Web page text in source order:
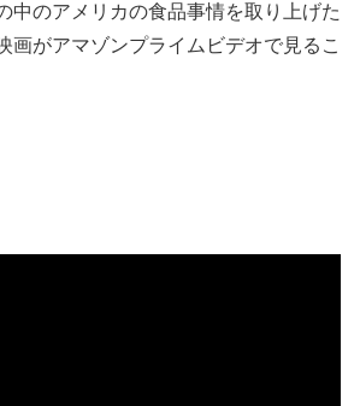
中のアメリカの食品事情を取り上げた
画がアマゾンプライムビデオで見るこ